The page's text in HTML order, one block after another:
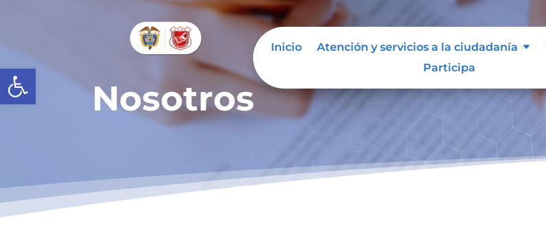
Abrir barra de herramientas
Inicio Atención y servicios a la ciudadanía
Participa
Nosotros